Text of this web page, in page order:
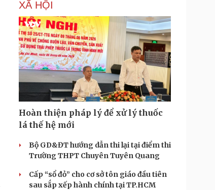
XÃ HỘI
Hoàn thiện pháp lý để xử lý thuốc
lá thế hệ mới
Bộ GD&ĐT hướng dẫn thi lại tại điểm thi
Trường THPT Chuyên Tuyên Quang
Cấp “sổ đỏ” cho cơ sở tôn giáo đầu tiên
sau sắp xếp hành chính tại TP.HCM